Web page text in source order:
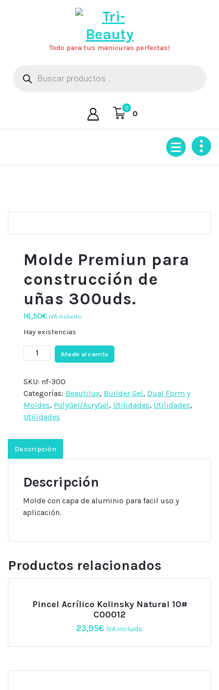
Todo para tus manicuras perfectas!
productos
0
0
Molde Premiun para
construcción de
uñas 300uds.
16,50€ IVA incluido.
Hay existencias
Molde
Premiun
construcción
de
uñas
300uds.
Añadir al carrito
SKU: nf-300
Categorías: Beautilux, Builder Gel, Dual Form y
Moldes, PolyGel/AcryGel, Utilidades, Utilidades,
Utilidades
Descripción
Descripción
Molde con capa de aluminio para facil uso y
aplicación.
Productos relacionados
Pincel Acrílico Kolinsky Natural 10#
C00012
23,95€ IVA incluido.